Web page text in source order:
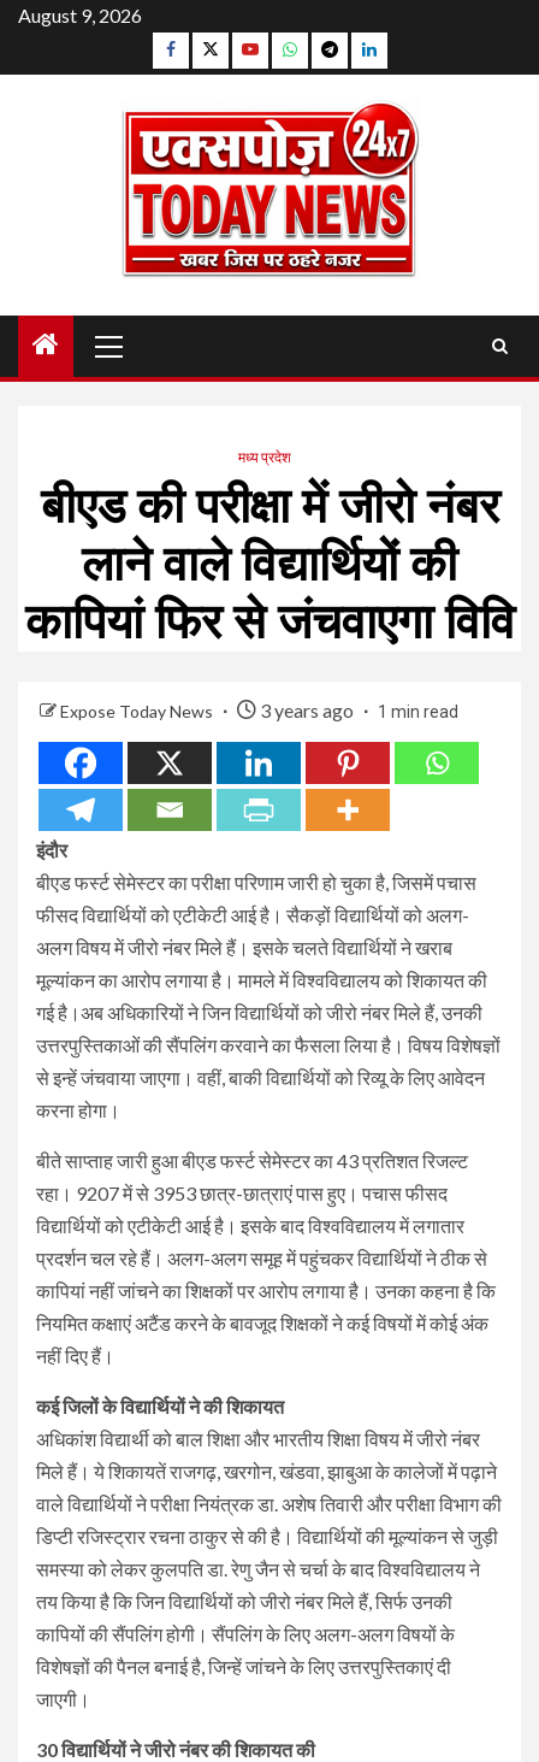
Skip
content
August 9, 2026
Facebook
TwitterYouTubeWhatsapp
TelegramLinkedin
Menu
मध्य प्रदेश
बीएड की परीक्षा में जीरो नंबर
लाने वाले विद्यार्थियों की
कापियां फिर से जंचवाएगा विवि
Expose Today News 3 years ago 1 min read
इंदौर
बीएड फर्स्ट सेमेस्टर का परीक्षा परिणाम जारी हो चुका है, जिसमें पचास
फीसद विद्यार्थियों को एटीकेटी आई है। सैकड़ों विद्यार्थियों को अलग-
अलग विषय में जीरो नंबर मिले हैं। इसके चलते विद्यार्थियों ने खराब
मूल्यांकन का आरोप लगाया है। मामले में विश्वविद्यालय को शिकायत की
गई है।अब अधिकारियों ने जिन विद्यार्थियों को जीरो नंबर मिले हैं, उनकी
उत्तरपुस्तिकाओं की सैंपलिंग करवाने का फैसला लिया है। विषय विशेषज्ञों
से इन्हें जंचवाया जाएगा। वहीं, बाकी विद्यार्थियों को रिव्यू के लिए आवेदन
करना होगा।
बीते साप्ताह जारी हुआ बीएड फर्स्ट सेमेस्टर का 43 प्रतिशत रिजल्ट
रहा। 9207 में से 3953 छात्र-छात्राएं पास हुए। पचास फीसद
विद्यार्थियों को एटीकेटी आई है। इसके बाद विश्वविद्यालय में लगातार
प्रदर्शन चल रहे हैं। अलग-अलग समूह में पहुंचकर विद्यार्थियों ने ठीक से
कापियां नहीं जांचने का शिक्षकों पर आरोप लगाया है। उनका कहना है कि
नियमित कक्षाएं अटैंड करने के बावजूद शिक्षकों ने कई विषयों में कोई अंक
नहीं दिए हैं।
कई जिलों के विद्यार्थियों ने की शिकायत
अधिकांश विद्यार्थी को बाल शिक्षा और भारतीय शिक्षा विषय में जीरो नंबर
मिले हैं। ये शिकायतें राजगढ़, खरगोन, खंडवा, झाबुआ के कालेजों में पढ़ाने
वाले विद्यार्थियों ने परीक्षा नियंत्रक डा. अशेष तिवारी और परीक्षा विभाग की
डिप्टी रजिस्ट्रार रचना ठाकुर से की है। विद्यार्थियों की मूल्यांकन से जुड़ी
समस्या को लेकर कुलपति डा. रेणु जैन से चर्चा के बाद विश्वविद्यालय ने
तय किया है कि जिन विद्यार्थियों को जीरो नंबर मिले हैं, सिर्फ उनकी
कापियों की सैंपलिंग होगी। सैंपलिंग के लिए अलग-अलग विषयों के
विशेषज्ञों की पैनल बनाई है, जिन्हें जांचने के लिए उत्तरपुस्तिकाएं दी
जाएगी।
30 विद्यार्थियों ने जीरो नंबर की शिकायत की